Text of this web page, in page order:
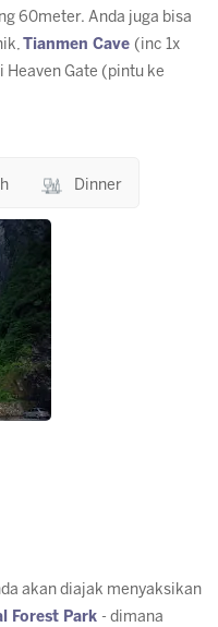
60meter. Anda juga bisa
Tianmen Cave (inc 1x
Gate (pintu ke
Dinner
akan diajak menyaksikan
Forest Park - dimana